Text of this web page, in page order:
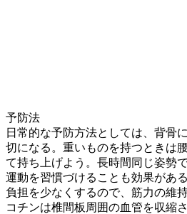
予防法
日常的な予防方法としては、背骨
切になる。重いものを持つときは
て持ち上げよう。長時間同じ姿勢
運動を習慣づけることも効果があ
負担を少なくするので、筋力の維
コチンは椎間板周囲の血管を収縮